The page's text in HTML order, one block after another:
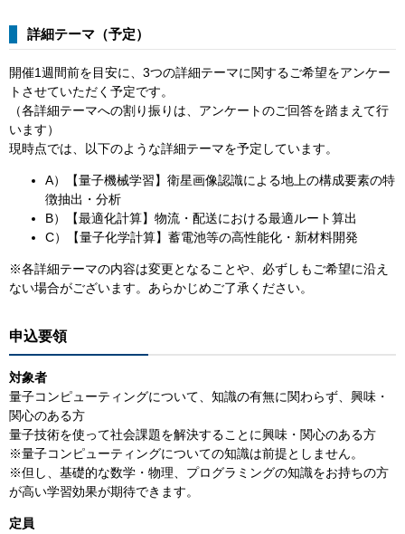
詳細テーマ（予定）
開催1週間前を目安に、3つの詳細テーマに関するご希望をアンケー
トさせていただく予定です。
（各詳細テーマへの割り振りは、アンケートのご回答を踏まえて行
います）
現時点では、以下のような詳細テーマを予定しています。
A）【量子機械学習】衛星画像認識による地上の構成要素の特
徴抽出・分析
B）【最適化計算】物流・配送における最適ルート算出
C）【量子化学計算】蓄電池等の高性能化・新材料開発
※各詳細テーマの内容は変更となることや、必ずしもご希望に沿え
ない場合がございます。あらかじめご了承ください。
申込要領
対象者
量子コンピューティングについて、知識の有無に関わらず、興味・
関心のある方
量子技術を使って社会課題を解決することに興味・関心のある方
※量子コンピューティングについての知識は前提としません。
※但し、基礎的な数学・物理、プログラミングの知識をお持ちの方
が高い学習効果が期待できます。
定員